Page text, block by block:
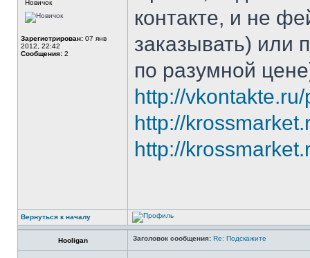
Новичок
Зарегистрирован: 07 янв
2012, 22:42
Сообщения: 2
контакте, и не
заказывать) или
по разумной
http://
http://
http://
Вернуться к началу
Hooligan Заголовок сообщения: Re: Подскажите